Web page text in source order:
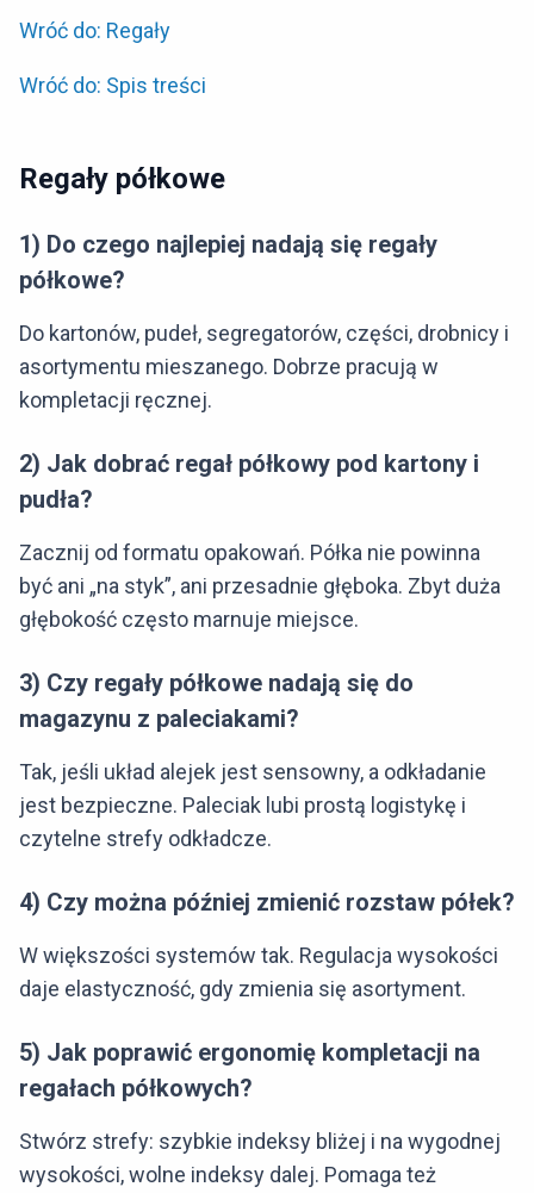
Wróć do: Regały
Wróć do: Spis treści
Regały półkowe
1) Do czego najlepiej nadają się regały
półkowe?
Do kartonów, pudeł, segregatorów, części, drobnicy i
asortymentu mieszanego. Dobrze pracują w
kompletacji ręcznej.
2) Jak dobrać regał półkowy pod kartony i
pudła?
Zacznij od formatu opakowań. Półka nie powinna
być ani „na styk”, ani przesadnie głęboka. Zbyt duża
głębokość często marnuje miejsce.
3) Czy regały półkowe nadają się do
magazynu z paleciakami?
Tak, jeśli układ alejek jest sensowny, a odkładanie
jest bezpieczne. Paleciak lubi prostą logistykę i
czytelne strefy odkładcze.
4) Czy można później zmienić rozstaw półek?
W większości systemów tak. Regulacja wysokości
daje elastyczność, gdy zmienia się asortyment.
5) Jak poprawić ergonomię kompletacji na
regałach półkowych?
Stwórz strefy: szybkie indeksy bliżej i na wygodnej
wysokości, wolne indeksy dalej. Pomaga też